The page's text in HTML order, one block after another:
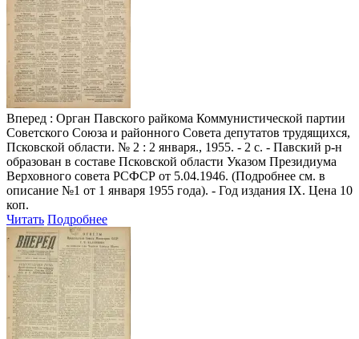
Вперед : Орган Павского райкома Коммунистической партии
Советского Союза и районного Совета депутатов трудящихся,
Псковской области. № 2 : 2 января., 1955. - 2 с. - Павский р-н
образован в составе Псковской области Указом Президиума
Верховного совета РСФСР от 5.04.1946. (Подробнее см. в
описание №1 от 1 января 1955 года). - Год издания IX. Цена 10
коп.
Читать Подробнее